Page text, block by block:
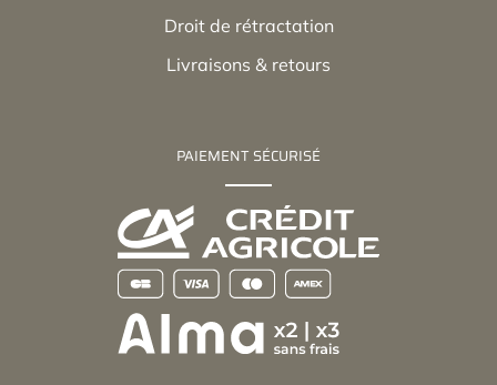
Droit de rétractation
Livraisons & retours
PAIEMENT SÉCURISÉ